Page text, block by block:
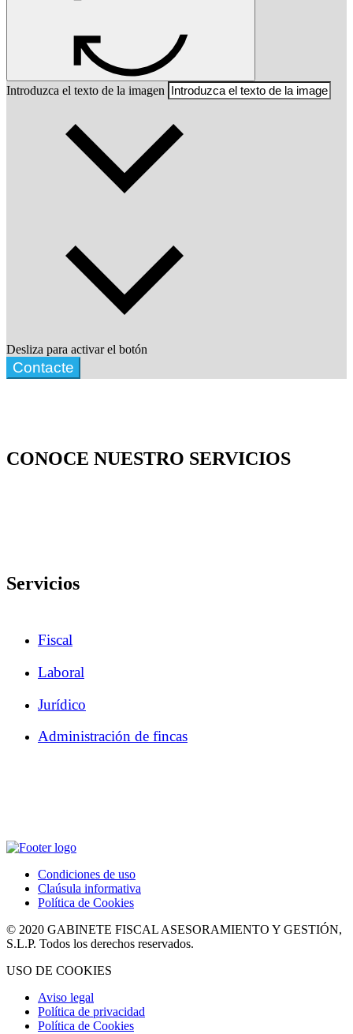
Introduzca el texto de la imagen
Desliza para activar el botón
Contacte
CONOCE NUESTRO SERVICIOS
Servicios
Fiscal
Laboral
Jurídico
Administración de fincas
Condiciones de uso
Claúsula informativa
Política de Cookies
© 2020 GABINETE FISCAL ASESORAMIENTO Y GESTIÓN,
S.L.P. Todos los derechos reservados.
USO DE COOKIES
Aviso legal
Política de privacidad
Política de Cookies